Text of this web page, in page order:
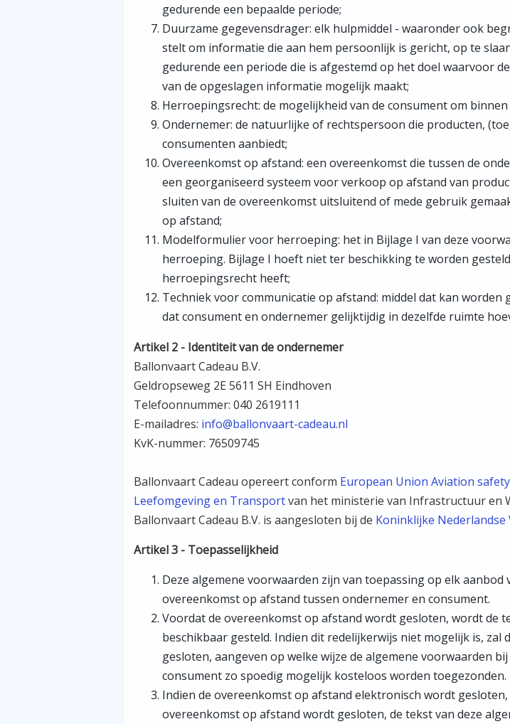
gedurende een bepaalde periode;
Duurzame gegevensdrager: elk hulpmiddel - waaronder ook
stelt om informatie die aan hem persoonlijk is gericht, op te
gedurende een periode die is afgestemd op het doel waarvoor
van de opgeslagen informatie mogelijk maakt;
Herroepingsrecht: de mogelijkheid van de consument om
Ondernemer: de natuurlijke of rechtspersoon die producten,
consumenten aanbiedt;
Overeenkomst op afstand: een overeenkomst die tussen de
een georganiseerd systeem voor verkoop op afstand van
sluiten van de overeenkomst uitsluitend of mede gebruik
op afstand;
Modelformulier voor herroeping: het in Bijlage I van deze
herroeping. Bijlage I hoeft niet ter beschikking te worden
herroepingsrecht heeft;
Techniek voor communicatie op afstand: middel dat kan
dat consument en ondernemer gelijktijdig in dezelfde ruimte
Artikel 2 - Identiteit van de ondernemer
Ballonvaart Cadeau B.V.
Geldropseweg 2E 5611 SH Eindhoven
Telefoonnummer: 040 2619111
E-mailadres: info@ballonvaart-cadeau.nl
KvK-nummer: 76509745
Ballonvaart Cadeau opereert conform European Union Aviation
Leefomgeving en Transportvan het ministerie van Infrastructuur en
Ballonvaart Cadeau B.V. is aangesloten bij de Koninklijke
Artikel 3 - Toepasselijkheid
Deze algemene voorwaarden zijn van toepassing op elk
overeenkomst op afstand tussen ondernemer en consument.
Voordat de overeenkomst op afstand wordt gesloten, wordt de
beschikbaar gesteld. Indien dit redelijkerwijs niet mogelijk is,
gesloten, aangeven op welke wijze de algemene voorwaarden
consument zo spoedig mogelijk kosteloos worden toegezonden.
Indien de overeenkomst op afstand elektronisch wordt
overeenkomst op afstand wordt gesloten, de tekst van deze